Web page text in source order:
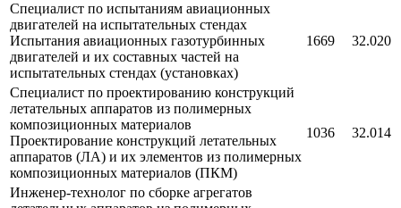
Специалист по испытаниям авиационных
двигателей на испытательных стендах
Испытания авиационных газотурбинных
двигателей и их составных частей на
испытательных стендах (установках)
1669 32.020
Специалист по проектированию конструкций
летательных аппаратов из полимерных
композиционных материалов
Проектирование конструкций летательных
аппаратов (ЛА) и их элементов из полимерных
композиционных материалов (ПКМ)
1036 32.014
Инженер-технолог по сборке агрегатов